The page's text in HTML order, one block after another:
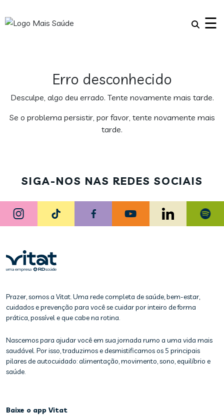
☰
Erro desconhecido
Desculpe, algo deu errado. Tente novamente mais tarde.
Se o problema persistir, por favor, tente novamente mais
tarde.
SIGA-NOS NAS REDES SOCIAIS
Prazer, somos a Vitat. Uma rede completa de saúde, bem-estar,
cuidados e prevenção para você se cuidar por inteiro de forma
prática, possível e que cabe na rotina.
Nascemos para ajudar você em sua jornada rumo a uma vida mais
saudável. Por isso, traduzimos e desmistificamos os 5 principais
pilares de autocuidado: alimentação, movimento, sono, equilíbrio e
saúde.
Baixe o app Vitat